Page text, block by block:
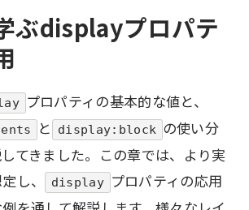
ぶdisplayプロパテ
プロパティの基本的な値と、
と display:block の使い分
てきました。この章では、より実
し、 display プロパティの応用